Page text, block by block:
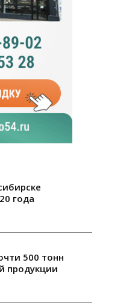
года
500 тонн
продукции